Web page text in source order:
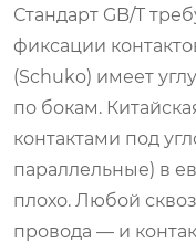
Стандарт GB/T
фиксации
(Schuko) имеет
по бокам.
контактами под
параллельные) в
плохо. Любой
провода — и